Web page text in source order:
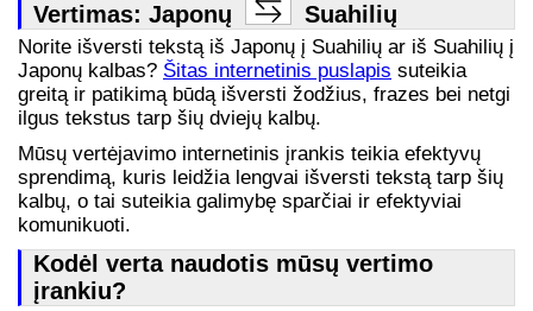
Vertimas: Japonų
Suahilių
Norite išversti tekstą iš Japonų į Suahilių ar iš Suahilių į
Japonų kalbas? Šitas internetinis puslapis suteikia
greitą ir patikimą būdą išversti žodžius, frazes bei netgi
ilgus tekstus tarp šių dviejų kalbų.
Mūsų vertėjavimo internetinis įrankis teikia efektyvų
sprendimą, kuris leidžia lengvai išversti tekstą tarp šių
kalbų, o tai suteikia galimybę sparčiai ir efektyviai
komunikuoti.
Kodėl verta naudotis mūsų vertimo
įrankiu?